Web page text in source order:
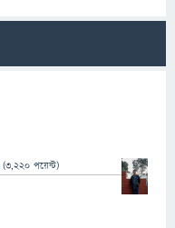
(3,220 পয়েন্ট)